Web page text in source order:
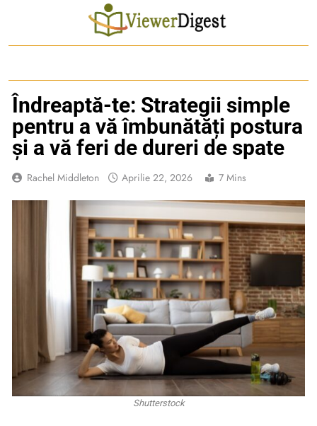
Îndreaptă-te: Strategii simple
pentru a vă îmbunătăți postura
și a vă feri de dureri de spate
Rachel Middleton Aprilie 22, 2026 7 Mins
Shutterstock